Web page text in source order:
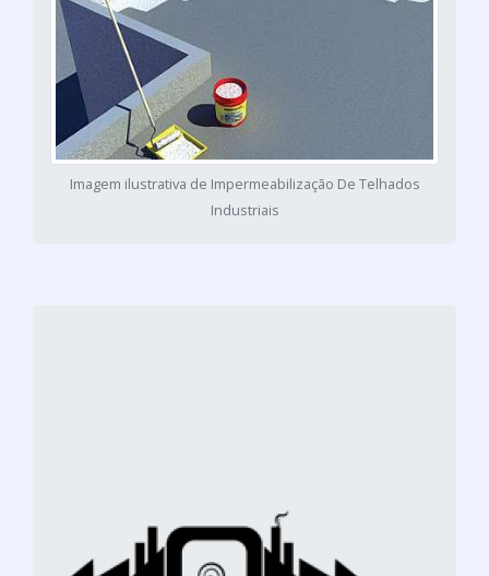
Imagem ilustrativa de Impermeabilização De Telhados
Industriais